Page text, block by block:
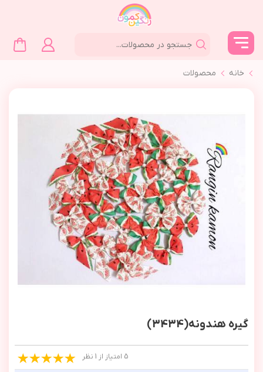
خانه محصولات
گیره هندونه(3434)
5 امتیاز از 1 نظر